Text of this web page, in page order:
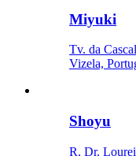
Miyuki
Tv. da
Vizela,
Shoyu
R. Dr.